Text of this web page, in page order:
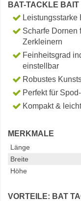
BAT-TACKLE
Scharfe Dornen
Zerkleinern
Feinheitsgrad
einstellbar
Robustes
Perfekt für
Kompakt &
MERKMALE
Länge
Breite
Höhe
VORTEILE: BAT